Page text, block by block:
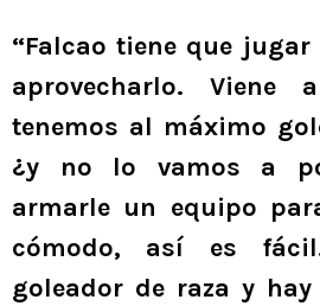
“Falcao tiene que
aprovecharlo. Viene
tenemos al máximo
¿y no lo vamos a
armarle un equipo
cómodo, así es
goleador de raza y